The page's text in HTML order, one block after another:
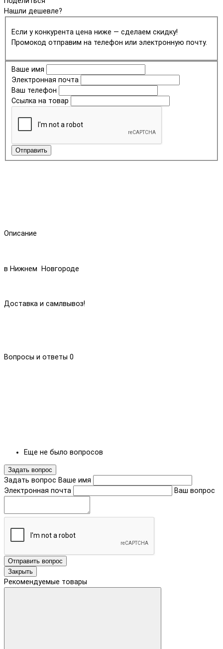
Нашли дешевле?
Если у конкурента цена ниже — сделаем скидку!
Промокод отправим на телефон или электронную почту.
Ваше имя
Электронная почта
Ваш телефон
Ссылка на товар
Отправить
Описание
в Нижнем Новгороде
Доставка и самлвывоз!
Вопросы и ответы 0
Еще не было вопросов
Задать вопрос
Задать вопрос Ваше имя
Электронная почта
Ваш вопрос
Отправить вопрос
Закрыть
Рекомендуемые товары